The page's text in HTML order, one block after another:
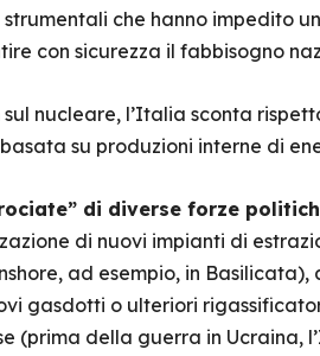
che hanno impedito
con sicurezza il fabbisogno
nucleare, l’Italia sconta
su produzioni interne di
di diverse forze
di nuovi impianti di
ad esempio, in
gasdotti o ulteriori
(prima della guerra in Ucraina,